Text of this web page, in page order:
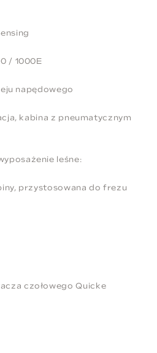
/ 1000E
napędowego
kabina z pneumatycznym
leśne:
przystosowana do frezu
czołowego Quicke